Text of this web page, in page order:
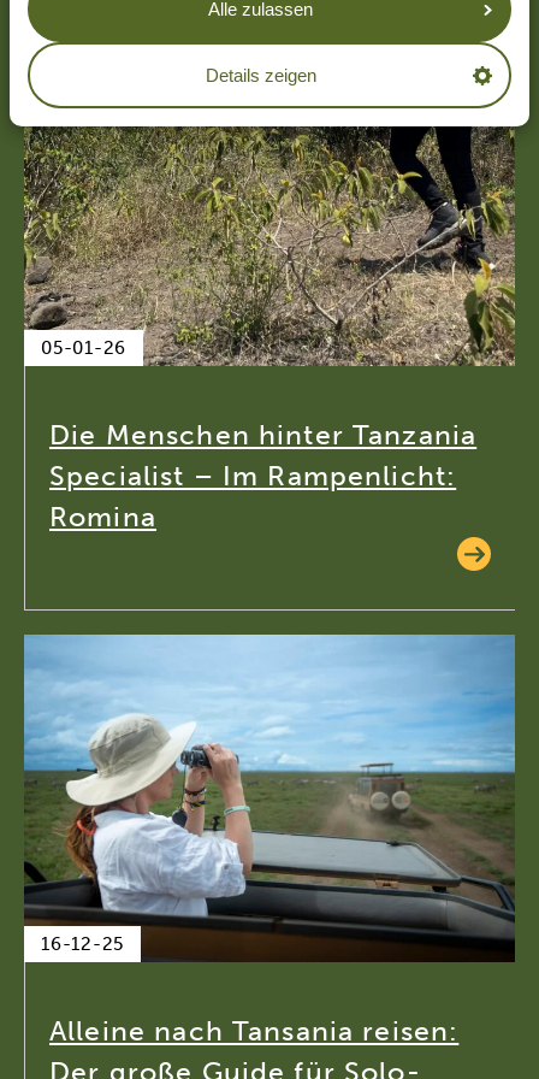
Alle zulassen
Details zeigen
05-01-26
Die Menschen hinter Tanzania
Specialist – Im Rampenlicht:
Romina
16-12-25
Alleine nach Tansania reisen:
Der große Guide für Solo-